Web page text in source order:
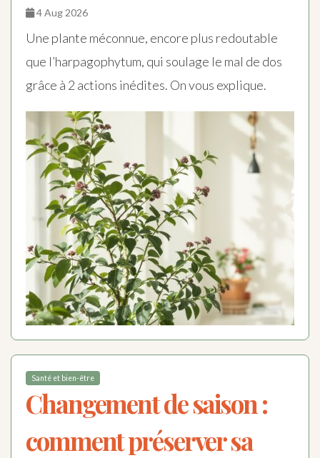
4 Aug 2026
Une plante méconnue, encore plus redoutable
que l’harpagophytum, qui soulage le mal de dos
grâce à 2 actions inédites. On vous explique.
Santé et bien-être
Changement de saison :
comment préserver sa